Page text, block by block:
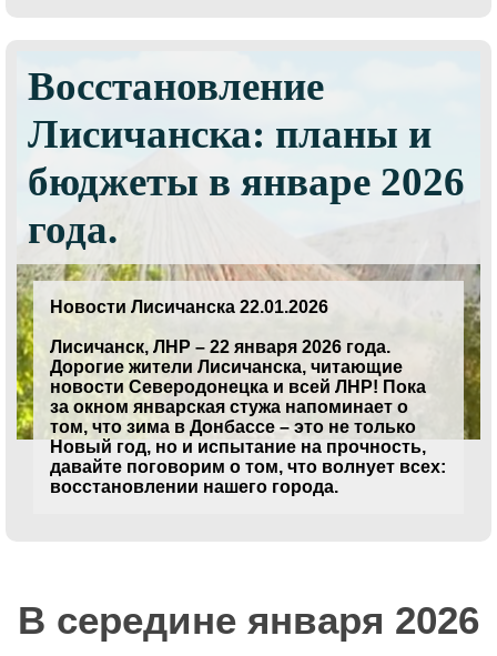
Восстановление
Лисичанска: планы и
бюджеты в январе 2026
года.
Новости Лисичанска 22.01.2026
Лисичанск, ЛНР – 22 января 2026 года.
Дорогие жители Лисичанска, читающие
новости Северодонецка и всей ЛНР! Пока
за окном январская стужа напоминает о
том, что зима в Донбассе – это не только
Новый год, но и испытание на прочность,
давайте поговорим о том, что волнует всех:
восстановлении нашего города.
В середине января 2026